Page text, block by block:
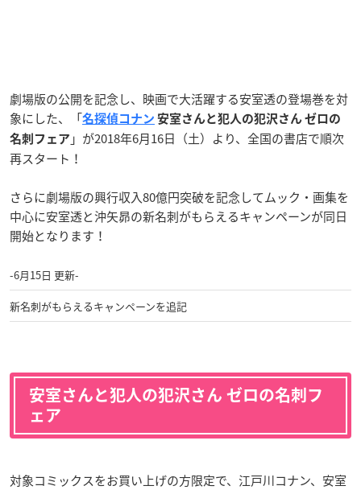
劇場版の公開を記念し、映画で大活躍する安室透の登場巻を対
象にした、「名探偵コナン 安室さんと犯人の犯沢さん ゼロの
名刺フェア 」が2018年6月16日（土）より、全国の書店で順次
再スタート！
さらに劇場版の興行収入80億円突破を記念してムック・画集を
中心に安室透と沖矢昴の新名刺がもらえるキャンペーンが同日
開始となります！
-6月15日 更新-
新名刺がもらえるキャンペーンを追記
安室さんと犯人の犯沢さん ゼロの名刺フ
ェア
対象コミックスをお買い上げの方限定で、江戸川コナン、安室